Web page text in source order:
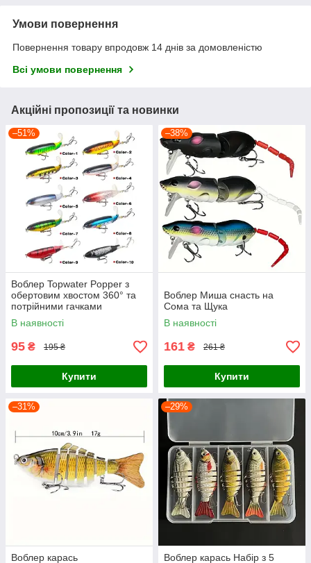
Умови повернення
Повернення товару впродовж 14 днів за домовленістю
Всі умови повернення
Акційні пропозиції та новинки
–51%
Воблер Topwater Popper з
обертовим хвостом 360° та
потрійними гачками
В наявності
95 ₴ 195 ₴
Купити
–38%
Воблер Миша снасть на
Сома та Щука
В наявності
161 ₴ 261 ₴
Купити
–31%
Воблер карась
–29%
Воблер карась Набір з 5